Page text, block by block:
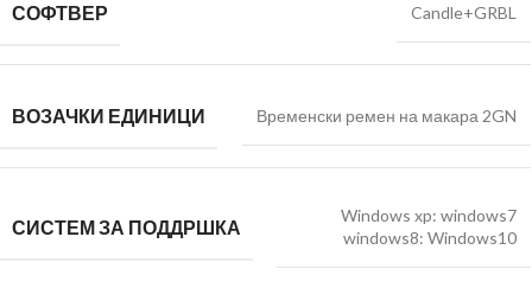
СОФТВЕР Candle+GRBL
ВОЗАЧКИ ЕДИНИЦИ Временски ремен на макара 2GN
СИСТЕМ ЗА ПОДДРШКА
Windows xp: windows7
windows8: Windows10